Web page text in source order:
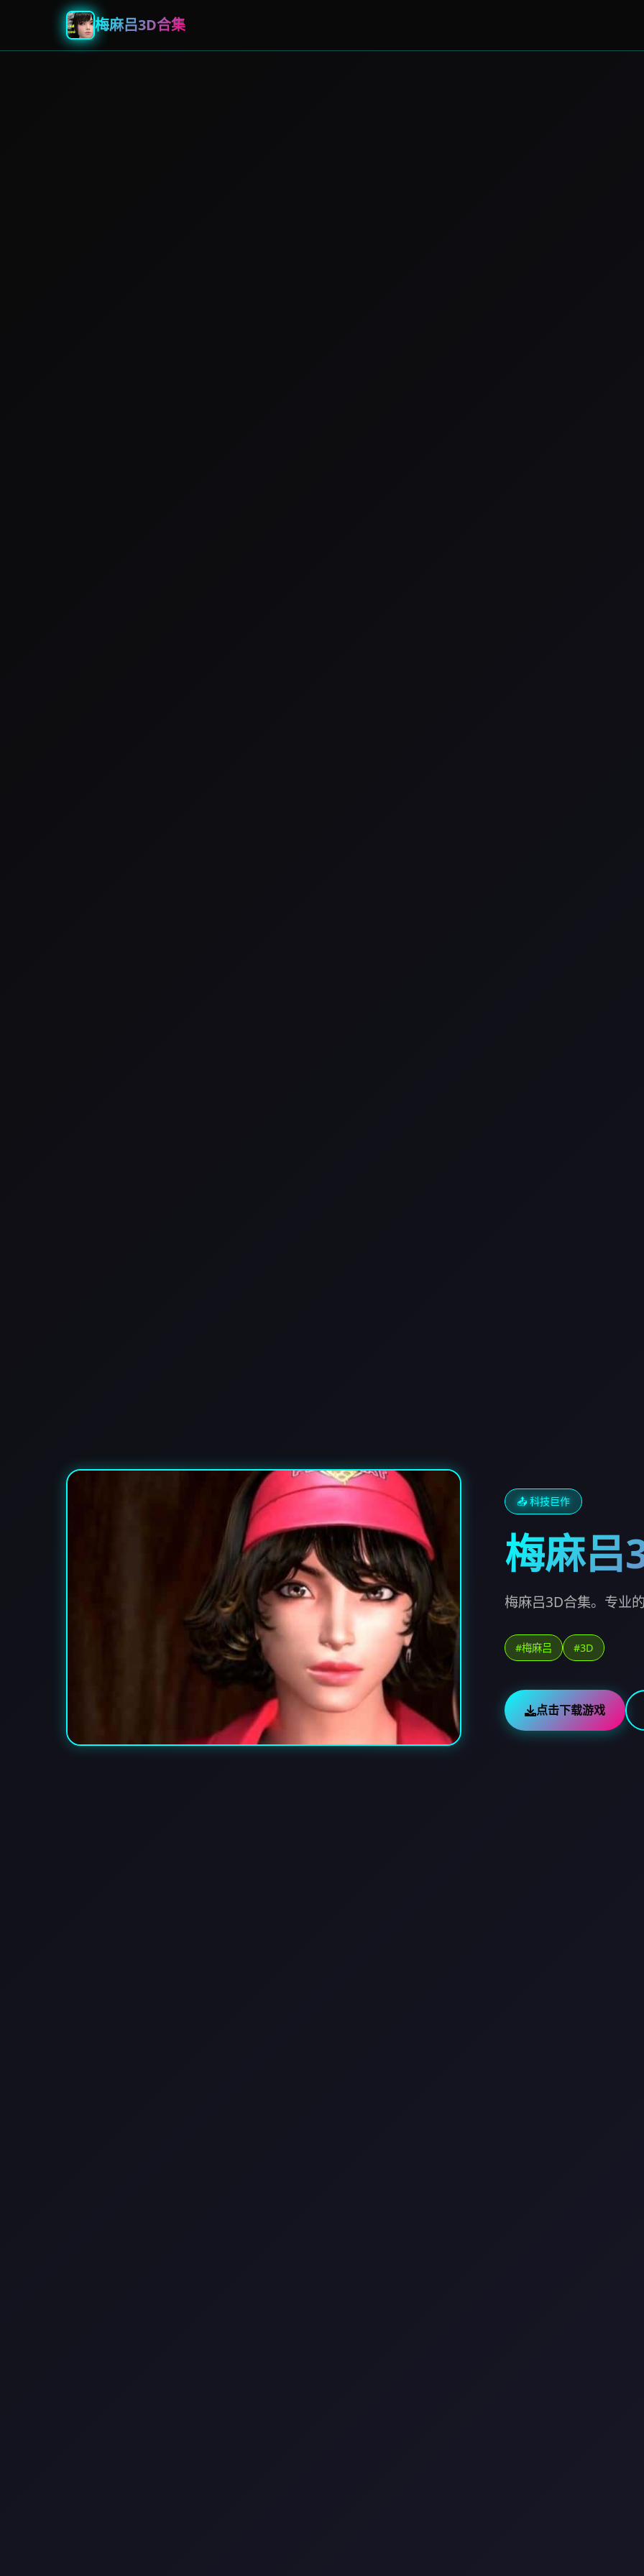
梅麻吕3D合集
📤 科技巨作
梅麻吕
梅麻吕3D合集。专业
#梅麻吕 #3D
点击下载游戏